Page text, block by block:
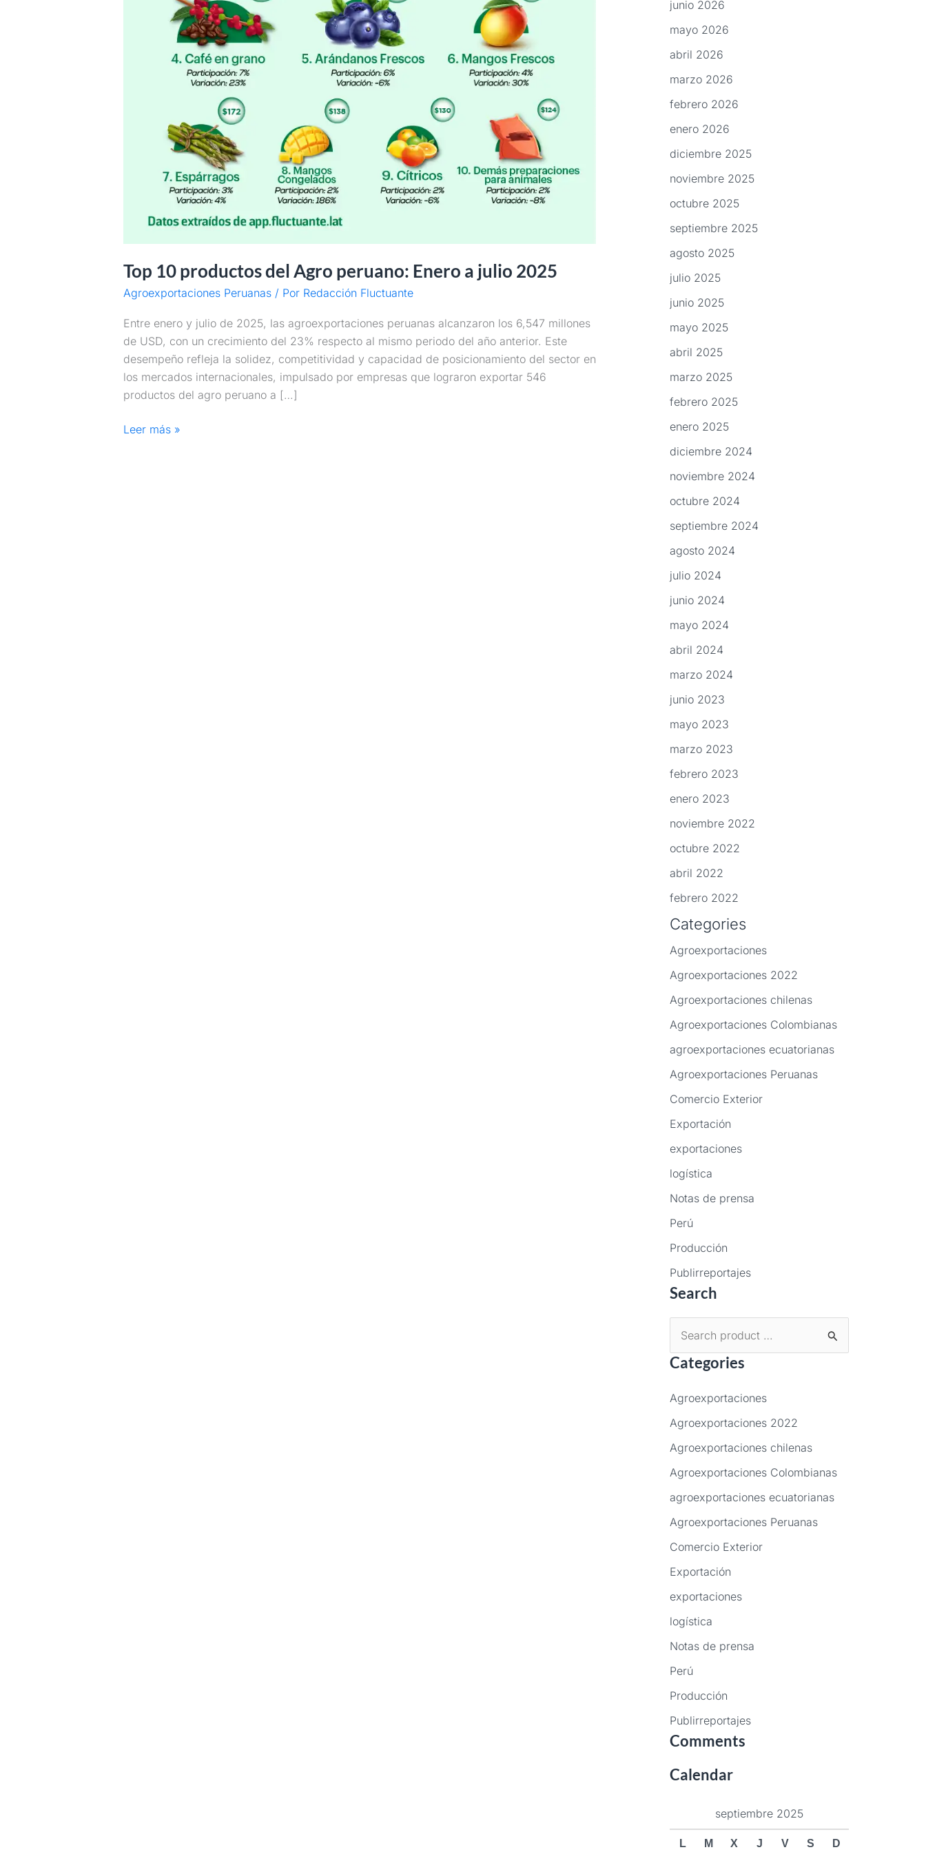
Top 10 productos del Agro peruano: Enero a julio 2025
Agroexportaciones Peruanas/ Por Redacción Fluctuante
Entre enero y julio de 2025, las agroexportaciones peruanas alcanzaron los 6,547 millones
de USD, con un crecimiento del 23% respecto al mismo periodo del año anterior. Este
desempeño refleja la solidez, competitividad y capacidad de posicionamiento del sector en
los mercados internacionales, impulsado por empresas que lograron exportar 546
productos del agro peruano a […]
Leer más »
junio 2026
mayo 2026
abril 2026
marzo 2026
febrero 2026
enero 2026
diciembre 2025
noviembre 2025
octubre 2025
septiembre 2025
agosto 2025
julio 2025
junio 2025
mayo 2025
abril 2025
marzo 2025
febrero 2025
enero 2025
diciembre 2024
noviembre 2024
octubre 2024
septiembre 2024
agosto 2024
julio 2024
junio 2024
mayo 2024
abril 2024
marzo 2024
junio 2023
mayo 2023
marzo 2023
febrero 2023
enero 2023
noviembre 2022
octubre 2022
abril 2022
febrero 2022
Categories
Agroexportaciones
Agroexportaciones 2022
Agroexportaciones chilenas
Agroexportaciones Colombianas
agroexportaciones ecuatorianas
Agroexportaciones Peruanas
Comercio Exterior
Exportación
exportaciones
logística
Notas de prensa
Perú
Producción
Publirreportajes
Search
u
c
a
r
p
o
r
Categories
Agroexportaciones
Agroexportaciones 2022
Agroexportaciones chilenas
Agroexportaciones Colombianas
agroexportaciones ecuatorianas
Agroexportaciones Peruanas
Comercio Exterior
Exportación
exportaciones
logística
Notas de prensa
Perú
Producción
Publirreportajes
Comments
Calendar
septiembre 2025
L M X J V S D